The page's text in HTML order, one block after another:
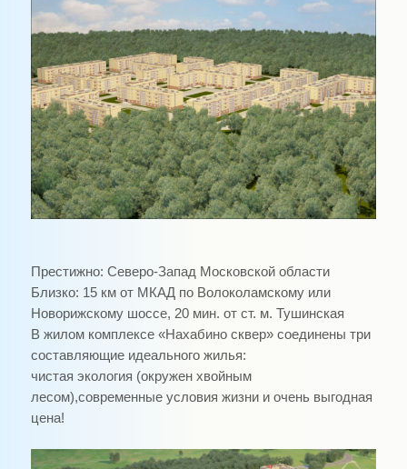
Престижно: Северо-Запад Московской области
Близко: 15 кмот МКАД по Волоколамскому или
Новорижскому шоссе, 20 мин. от ст. м. Тушинская
В жилом комплексе «Нахабино сквер» соединены три
составляющие идеального жилья:
чистая экология (окружен хвойным
лесом),современные условия жизни и очень выгодная
цена!